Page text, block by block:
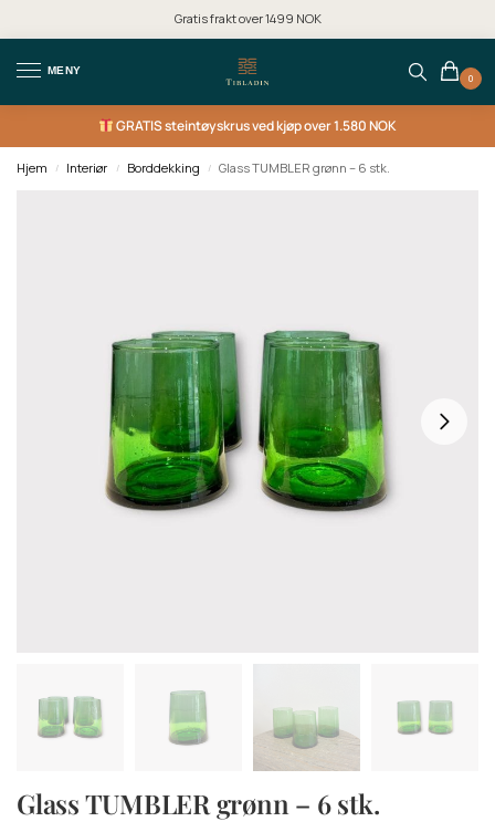
Gratis frakt over 1499 NOK
MENY
0
GRATISsteintøyskrus ved kjøp over 1.580 NOK
Hjem / Interiør / Borddekking / Glass TUMBLER grønn – 6 stk.
Glass TUMBLER grønn – 6 stk.